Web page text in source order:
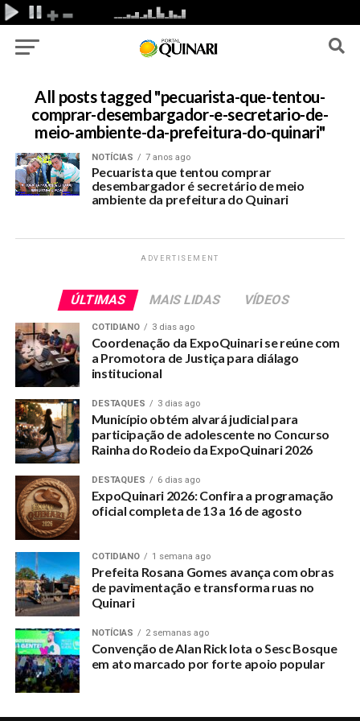
All posts tagged "pecuarista-que-tentou-
comprar-desembargador-e-secretario-de-
meio-ambiente-da-prefeitura-do-quinari"
NOTÍCIAS 7 anos ago
Pecuarista que tentou comprar
desembargador é secretário de meio
ambiente da prefeitura do Quinari
ADVERTISEMENT
ÚLTIMAS MAIS LIDAS VÍDEOS
COTIDIANO 3 dias ago
Coordenação da ExpoQuinari se reúne com
a Promotora de Justiça para diálago
institucional
DESTAQUES 3 dias ago
Município obtém alvará judicial para
participação de adolescente no Concurso
Rainha do Rodeio da ExpoQuinari 2026
DESTAQUES 6 dias ago
ExpoQuinari 2026: Confira a programação
oficial completa de 13 a 16 de agosto
COTIDIANO 1 semana ago
Prefeita Rosana Gomes avança com obras
de pavimentação e transforma ruas no
Quinari
NOTÍCIAS 2 semanas ago
Convenção de Alan Rick lota o Sesc Bosque
em ato marcado por forte apoio popular